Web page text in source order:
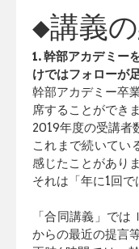
◆講義
1. 幹部アカデミー
けではフォローが
幹部アカデミー卒
席すること ができ
2019年度の受講者
これまで続いてい
感じたこ とがあり
それは「年に1回で
「合同講義」で
からの最近の提言